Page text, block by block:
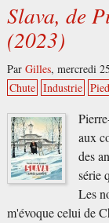
Slava, de
(2023)
Par Gilles, mercredi
Chute Industrie
aux
des
série
Les
m'évoque celui de